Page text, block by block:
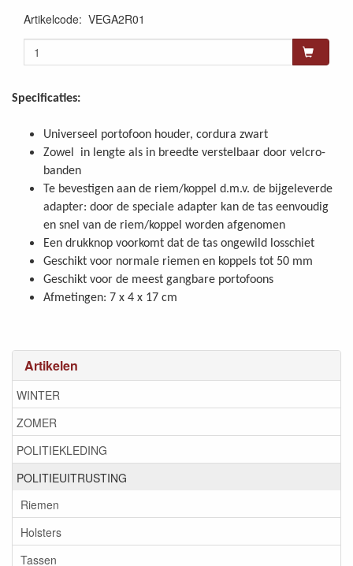
Artikelen
WINTER
ZOMER
POLITIEKLEDING
POLITIEUITRUSTING
Riemen
Holsters
Tassen
Artikelcode: VEGA2R01
Specificaties:
Universeel portofoon houder, cordura zwart
Zowel in lengte als in breedte verstelbaar door velcro-
banden
Te bevestigen aan de riem/koppel d.m.v. de bijgeleverde
adapter: door de speciale adapter kan de tas eenvoudig
en snel van de riem/koppel worden afgenomen
Een drukknop voorkomt dat de tas ongewild losschiet
Geschikt voor normale riemen en koppels tot 50 mm
Geschikt voor de meest gangbare portofoons
Afmetingen: 7 x 4 x 17 cm